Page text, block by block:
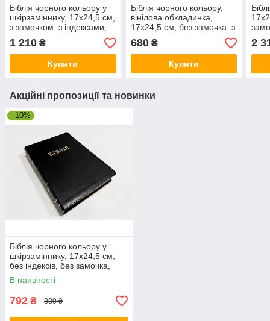
Біблія чорного кольору у
шкірзаміннику, 17х24,5 см,
з замочком, з індексами,
золотий зріз
1 210 ₴
Купити
Біблія чорного кольору,
вінілова обкладинка,
17х24,5 см, без замочка, з
індексами, золотий зріз
680₴
Купити
2
Акційні пропозиції та новинки
–10%
Біблія чорного кольору у
шкірзаміннику, 17х24,5 см,
без індексів, без замочка,
золотий зріз
В наявності
792 ₴ 880 ₴